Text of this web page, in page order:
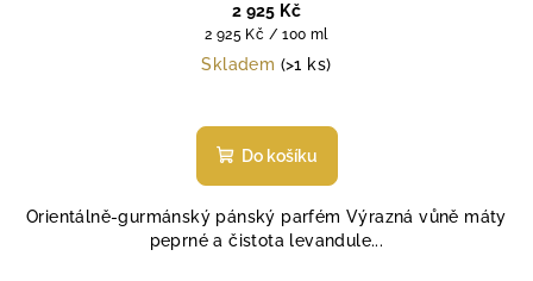
2 925 Kč
Měrná
cena:
2 925 Kč / 100 ml
Skladem (>1 ks)
Do košíku
Orientálně-gurmánský pánský parfém Výrazná vůně máty
peprné a čistota levandule...